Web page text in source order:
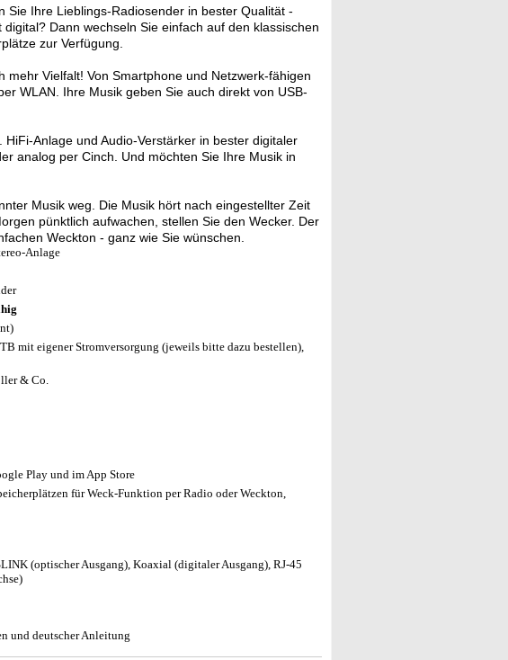
Sie Ihre Lieblings-Radiosender in bester Qualität -
Dann wechseln Sie einfach auf den klassischen
zur Verfügung.
mehr Vielfalt! Von Smartphone und Netzwerk-fähigen
WLAN. Ihre Musik geben Sie auch direkt von USB-
HiFi-Anlage und Audio-Verstärker in bester digitaler
analog per Cinch. Und möchten Sie Ihre Musik in
Musik weg. Die Musik hört nach eingestellter Zeit
pünktlich aufwachen, stellen Sie den Wecker. Der
Weckton - ganz wie Sie wünschen.
Anlage
mit eigener Stromversorgung (jeweils bitte dazu bestellen),
& Co.
Play und im App Store
für Weck-Funktion per Radio oder Weckton,
(optischer Ausgang), Koaxial (digitaler Ausgang), RJ-45
und deutscher Anleitung